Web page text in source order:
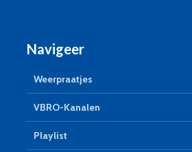
Navigeer
Weerpraatjes
VBRO-Kanalen
Playlist